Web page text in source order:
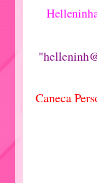
Caneca